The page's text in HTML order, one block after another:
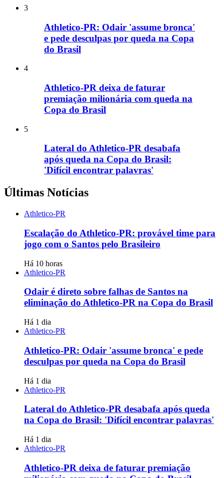
3
Athletico-PR: Odair 'assume bronca'
e pede desculpas por queda na Copa
do Brasil
4
Athletico-PR deixa de faturar
premiação milionária com queda na
Copa do Brasil
5
Lateral do Athletico-PR desabafa
após queda na Copa do Brasil:
'Difícil encontrar palavras'
Últimas Notícias
Athletico-PR
Escalação do Athletico-PR: provável time para
jogo com o Santos pelo Brasileiro
Há 10 horas
Athletico-PR
Odair é direto sobre falhas de Santos na
eliminação do Athletico-PR na Copa do Brasil
Há 1 dia
Athletico-PR
Athletico-PR: Odair 'assume bronca' e pede
desculpas por queda na Copa do Brasil
Há 1 dia
Athletico-PR
Lateral do Athletico-PR desabafa após queda
na Copa do Brasil: 'Difícil encontrar palavras'
Há 1 dia
Athletico-PR
Athletico-PR deixa de faturar premiação